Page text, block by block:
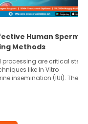
Human Sperm
are critical steps
like In Vitro
(IUI). These
their dream of